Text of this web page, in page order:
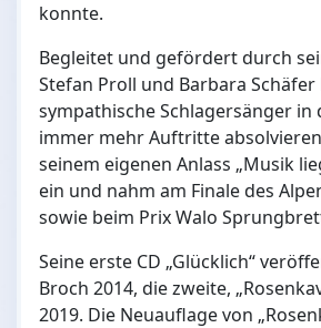
konnte.
Begleitet und gefördert durch
Stefan Proll und Barbara
sympathische Schlagersänger in
immer mehr Auftritte
seinem eigenen Anlass „Musik
ein und nahm am Finale des
sowie beim Prix Walo
Seine erste CD „Glücklich“
Broch 2014, die zweite,
2019. Die Neuauflage von